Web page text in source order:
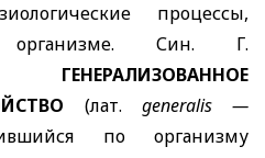
процессы,
Син. Г.
ГЕНЕРАЛИЗОВАННОЕ
(лат. generalis—
по организму